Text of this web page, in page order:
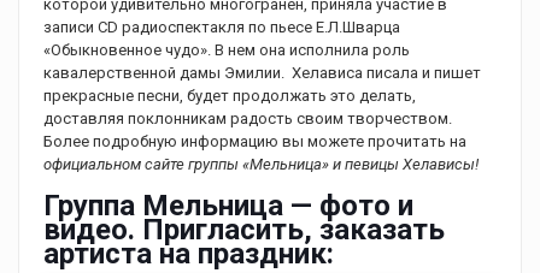
которой удивительно многогранен, приняла участие в
записи CD радиоспектакля по пьесе Е.Л.Шварца
«Обыкновенное чудо». В нем она исполнила роль
кавалерственной дамы Эмилии. Хелависа писала и пишет
прекрасные песни, будет продолжать это делать,
доставляя поклонникам радость своим творчеством.
Более подробную информацию вы можете прочитать на
официальном сайте группы «Мельница» и певицы Хелависы!
Группа Мельница — фото и
видео. Пригласить, заказать
артиста на праздник: